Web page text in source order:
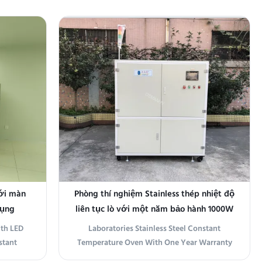
ensure exceptional temperature uniformity
in steady heat applications. Designed to
maintain precise, unchanging temperatures,
it delivers uniform ...
màn
LED
Phòng thí nghiệm Stainless thép nhiệt độ
liên tục lò với một năm bảo hành 1000W
Laboratories Stainless Steel Constant
Temperature Oven With One Year Warranty
1000W Product Overview The Constant